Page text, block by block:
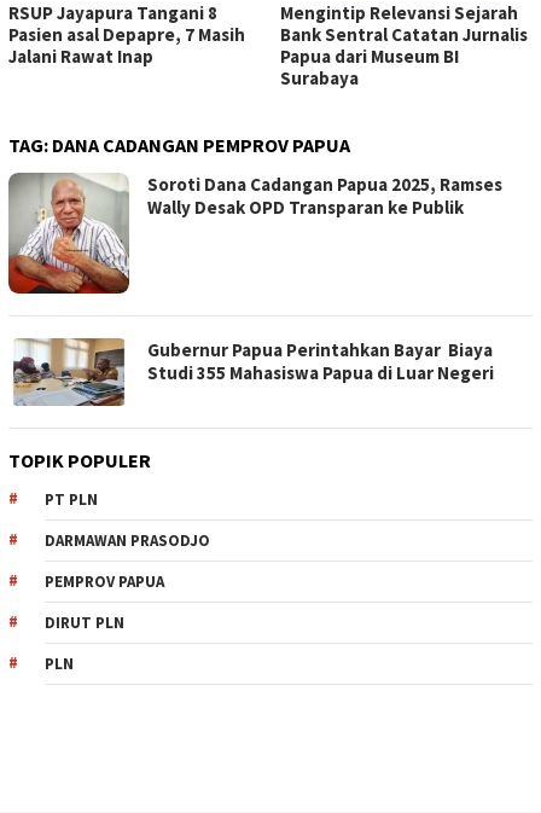
RSUP Jayapura Tangani 8
Pasien asal Depapre, 7 Masih
Jalani Rawat Inap
Mengintip Relevansi Sejarah
Bank Sentral Catatan Jurnalis
Papua dari Museum BI
Surabaya
TAG: DANA CADANGAN PEMPROV PAPUA
Soroti Dana Cadangan Papua 2025, Ramses
Wally Desak OPD Transparan ke Publik
Gubernur Papua Perintahkan Bayar Biaya
Studi 355 Mahasiswa Papua di Luar Negeri
TOPIK POPULER
PT PLN
DARMAWAN PRASODJO
PEMPROV PAPUA
DIRUT PLN
PLN